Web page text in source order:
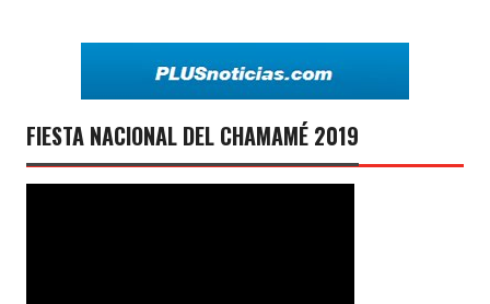
FIESTA NACIONAL DEL CHAMAMÉ 2019